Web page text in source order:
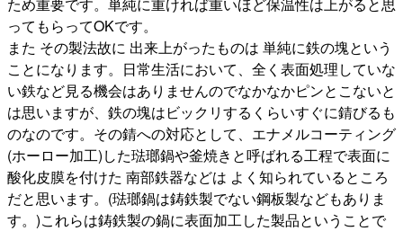
ってもらってOKです。
また その製法故に 出来上がったものは 単純に鉄の塊という
ことになります。日常生活において、全く表面処理していな
い鉄など見る機会はありませんのでなかなかピンとこないと
は思いますが、鉄の塊はビックリするくらいすぐに錆びるも
のなのです。その錆への対応として、エナメルコーティング
(ホーロー加工)した琺瑯鍋や釜焼きと呼ばれる工程で表面に
酸化皮膜を付けた 南部鉄器などは よく知られているところ
だと思います。(琺瑯鍋は鋳鉄製でない鋼板製などもありま
す。)これらは鋳鉄製の鍋に表面加工した製品ということで